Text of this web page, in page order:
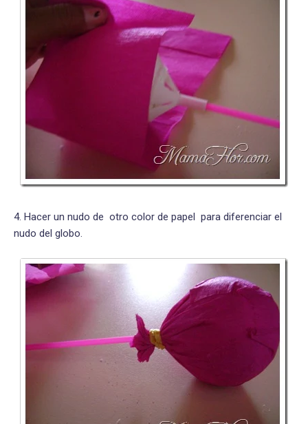
4. Hacer un nudo de otro color de papel para diferenciar el
nudo del globo.